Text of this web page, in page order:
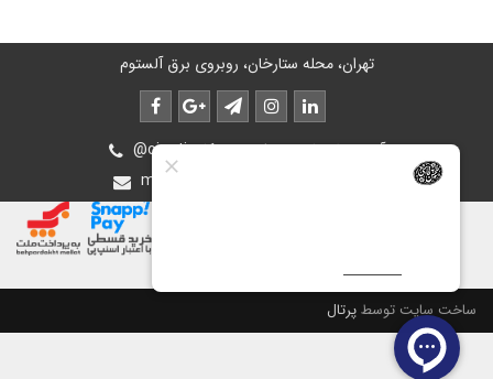
تهران، محله ستارخان، روبروی برق آلستوم
@oiastic :آیدی پشتیبانی در بله و روبیکا
mohsen.ghasemee.g@gmail.com
ساخت سایت توسطپرتال